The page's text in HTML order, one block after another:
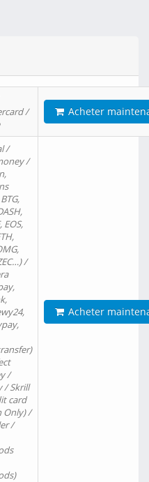
/
Acheter
/
/
EOS,
/
/
/ Skrill
card
Only) /
/
Acheter